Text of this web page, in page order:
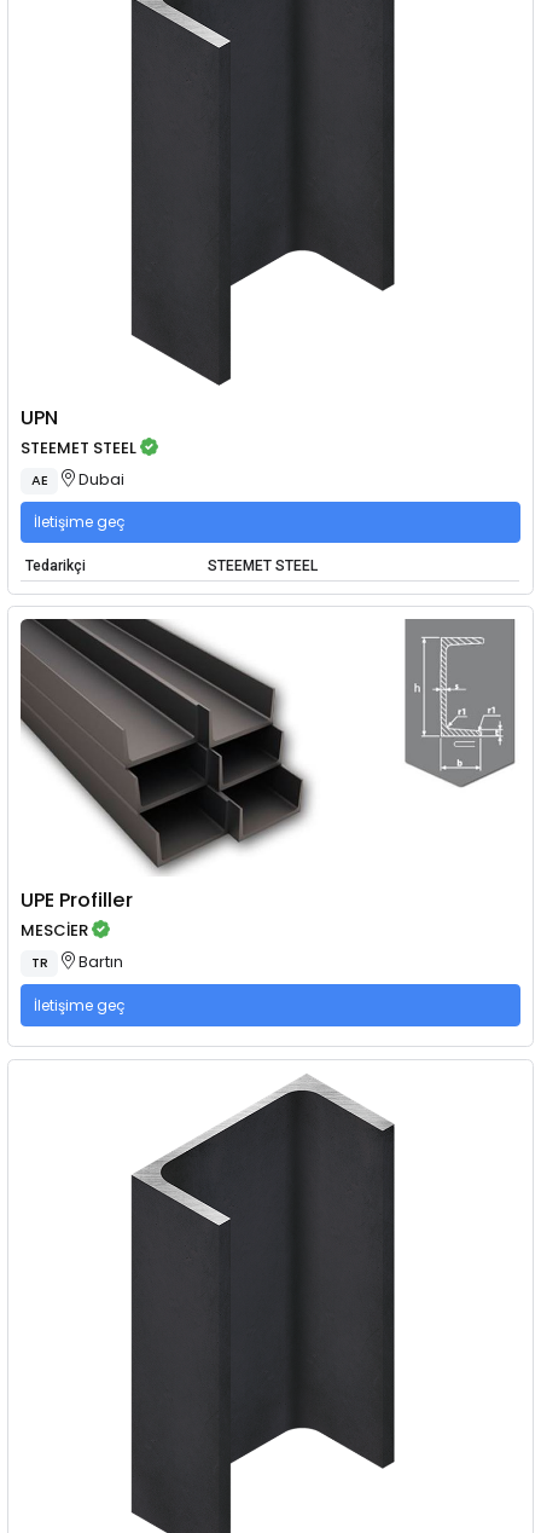
UPN
STEEMET STEEL
AE Dubai
İletişime geç
Tedarikçi STEEMET STEEL
UPE Profiller
MESCİER
TR Bartın
İletişime geç